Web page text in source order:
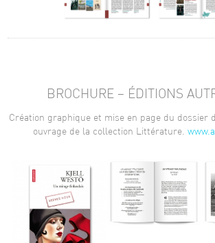
BROCHURE – ÉDITIONS
Création graphique et mise en page du dossier
ouvrage de la collection Littérature.